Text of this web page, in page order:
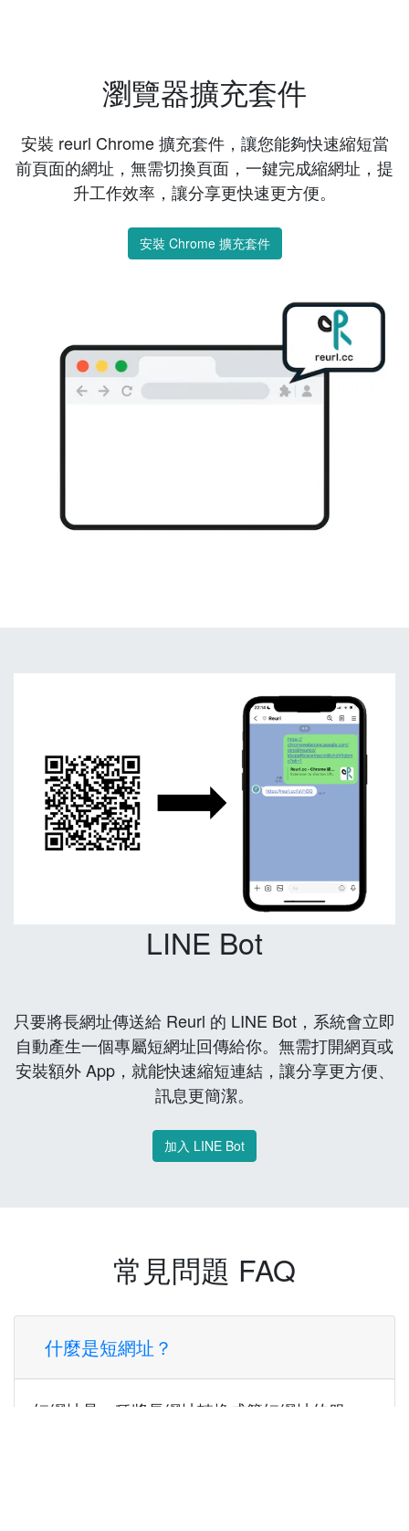
瀏覽器擴充套件
安裝 reurl Chrome 擴充套件，讓您能夠快速縮短當
前頁面的網址，無需切換頁面，一鍵完成縮網址，提
升工作效率，讓分享更快速更方便。
安裝 Chrome 擴充套件
LINE Bot
只要將長網址傳送給 Reurl 的 LINE Bot，系統會立即
自動產生一個專屬短網址回傳給你。無需打開網頁或
安裝額外 App，就能快速縮短連結，讓分享更方便、
訊息更簡潔。
加入 LINE Bot
常見問題 FAQ
什麼是短網址？
短網址是一種將長網址轉換成簡短網址的服